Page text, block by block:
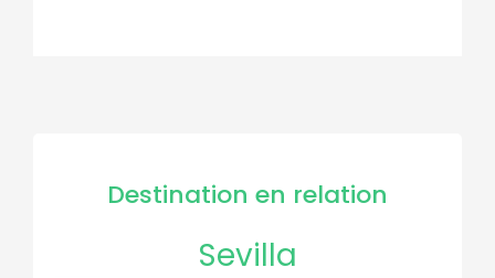
Destination en relation
Sevilla